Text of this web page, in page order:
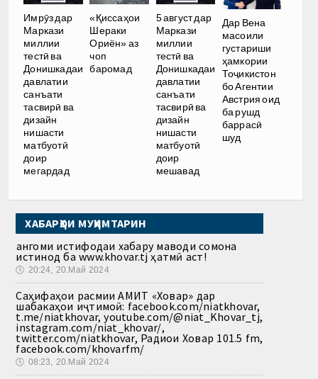
Имрӯз дар
Маркази
миллии
тестӣ ва
Донишкадаи
давлатии
санъати
тасвирӣ ва
дизайн
нишасти
матбуотӣ
доир
мегардад
«Қиссаҳои
Шераки
Ориён» аз
чоп
баромад
5 август дар
Маркази
миллии
тестӣ ва
Донишкадаи
давлатии
санъати
тасвирӣ ва
дизайн
нишасти
матбуотӣ
доир
мешавад
Дар Вена
масоили
густариши
ҳамкории
Тоҷикистон
бо Агентии
Австрия оид
ба рушд
баррасӣ
шуд
ХАБАРҲОИ МУҲИМТАРИН
Ҳангоми истифодаи хабару маводи сомона
истинод ба www.khovar.tj ҳатмӣ аст!
🕔 20:24, 20.Май 2024
Саҳифаҳои расмии АМИТ «Ховар» дар
шабакаҳои иҷтимоӣ: facebook.com/niatkhovar,
t.me/niatkhovar, youtube.com/@niat_Khovar_tj,
instagram.com/niat_khovar/,
twitter.com/niatkhovar, Радиои Ховар 101.5 fm,
facebook.com/khovarfm/
🕔 08:23, 20.Май 2024